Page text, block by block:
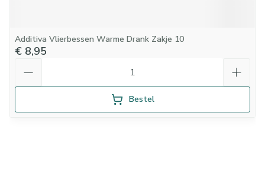
Additiva Vlierbessen Warme Drank Zakje 10
€ 8,95
Bestel